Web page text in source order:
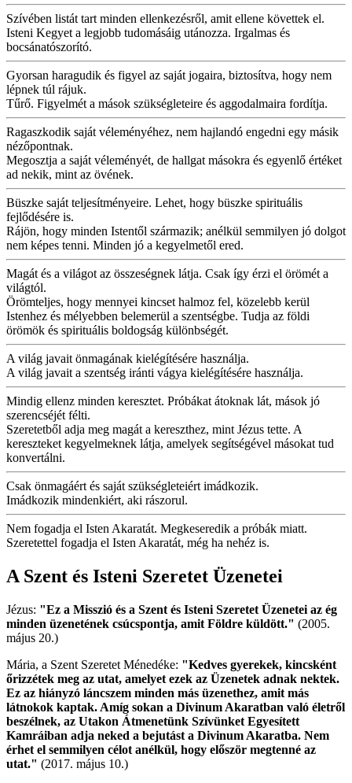
Szívében listát tart minden ellenkezésről, amit ellene követtek el.
Isteni Kegyet a legjobb tudomásáig utánozza. Irgalmas és
bocsánatószorító.
Gyorsan haragudik és figyel az saját jogaira, biztosítva, hogy nem
lépnek túl rájuk.
Tűrő. Figyelmét a mások szükségleteire és aggodalmaira fordítja.
Ragaszkodik saját véleményéhez, nem hajlandó engedni egy másik
nézőpontnak.
Megosztja a saját véleményét, de hallgat másokra és egyenlő értéket
ad nekik, mint az övének.
Büszke saját teljesítményeire. Lehet, hogy büszke spirituális
fejlődésére is.
Rájön, hogy minden Istentől származik; anélkül semmilyen jó dolgot
nem képes tenni. Minden jó a kegyelmetől ered.
Magát és a világot az összeségnek látja. Csak így érzi el örömét a
világtól.
Örömteljes, hogy mennyei kincset halmoz fel, közelebb kerül
Istenhez és mélyebben belemerül a szentségbe. Tudja az földi
örömök és spirituális boldogság különbségét.
A világ javait önmagának kielégítésére használja.
A világ javait a szentség iránti vágya kielégítésére használja.
Mindig ellenz minden keresztet. Próbákat átoknak lát, mások jó
szerencséjét félti.
Szeretetből adja meg magát a kereszthez, mint Jézus tette. A
kereszteket kegyelmeknek látja, amelyek segítségével másokat tud
konvertálni.
Csak önmagáért és saját szükségleteiért imádkozik.
Imádkozik mindenkiért, aki rászorul.
Nem fogadja el Isten Akaratát. Megkeseredik a próbák miatt.
Szeretettel fogadja el Isten Akaratát, még ha nehéz is.
A Szent és Isteni Szeretet Üzenetei
Jézus: "Ez a Misszió és a Szent és Isteni Szeretet Üzenetei az ég
minden üzenetének csúcspontja, amit Földre küldött." (2005.
május 20.)
Mária, a Szent Szeretet Ménedéke: "Kedves gyerekek, kincsként
őrizzétek meg az utat, amelyet ezek az Üzenetek adnak nektek.
Ez az hiányzó láncszem minden más üzenethez, amit más
látnokok kaptak. Amíg sokan a Divinum Akaratban való életről
beszélnek, az Utakon Átmenetünk Szívünket Egyesített
Kamráiban adja neked a bejutást a Divinum Akaratba. Nem
érhet el semmilyen célot anélkül, hogy először megtenné az
utat." (2017. május 10.)